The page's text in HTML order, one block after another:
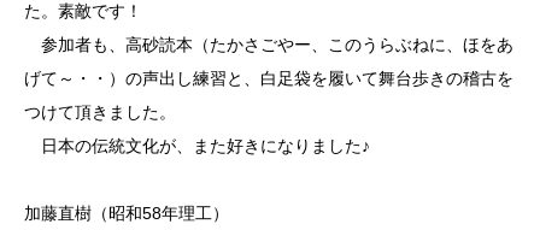
た。素敵です！
参加者も、高砂読本（たかさごやー、このうらぶねに、ほをあ
げて～・・）の声出し練習と、白足袋を履いて舞台歩きの稽古を
つけて頂きました。
日本の伝統文化が、また好きになりました♪
加藤直樹（昭和58年理工）